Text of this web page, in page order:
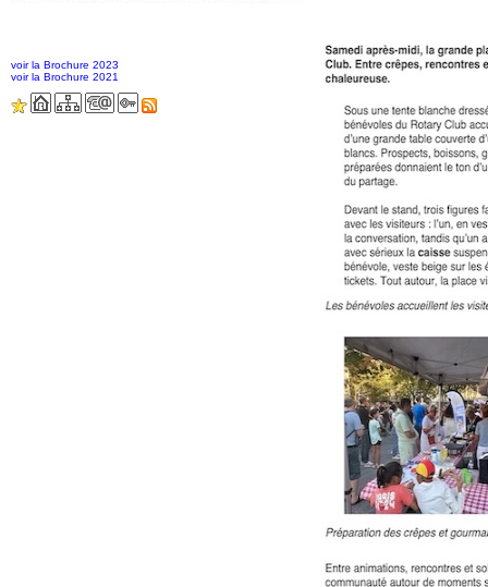
voir la Brochure 2023
voir la Brochure 2021